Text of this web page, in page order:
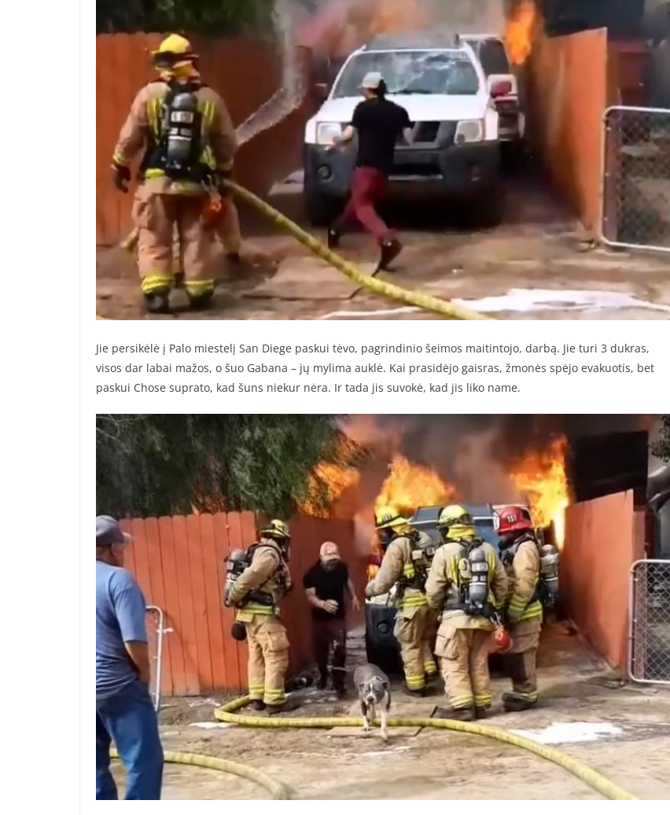
Jie persikėlė į Palo miestelį San Diege paskui tėvo, pagrindinio šeimos maitintojo, darbą. Jie turi 3 dukras,
visos dar labai mažos, o šuo Gabana – jų mylima auklė. Kai prasidėjo gaisras, žmonės spėjo evakuotis, bet
paskui Chose suprato, kad šuns niekur nėra. Ir tada jis suvokė, kad jis liko name.